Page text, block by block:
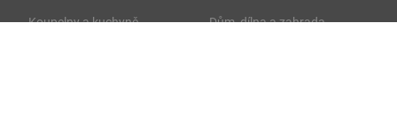
Koupelny a kuchyně
Dům, dílna a zahrada